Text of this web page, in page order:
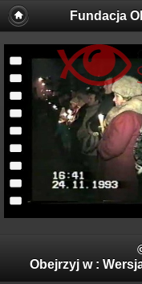
Fundacja
Obejrzyj w :